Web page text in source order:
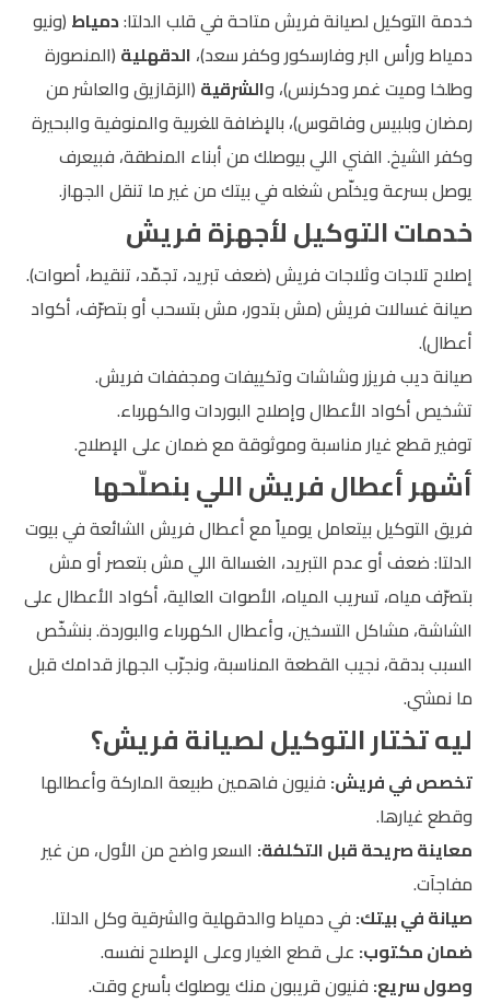
خدمة التوكيل لصيانة فريش متاحة في قلب الدلتا:دمياط (ونيو
دمياط ورأس البر وفارسكور وكفر سعد)، الدقهلية (المنصورة
وطلخا وميت غمر ودكرنس)، والشرقية (الزقازيق والعاشر من
رمضان وبلبيس وفاقوس)، بالإضافة للغربية والمنوفية والبحيرة
وكفر الشيخ. الفني اللي بيوصلك من أبناء المنطقة، فبيعرف
يوصل بسرعة ويخلّص شغله في بيتك من غير ما تنقل الجهاز.
خدمات التوكيل لأجهزة فريش
إصلاح تلاجات وثلاجات فريش (ضعف تبريد، تجمّد، تنقيط، أصوات).
صيانة غسالات فريش (مش بتدور، مش بتسحب أو بتصرّف، أكواد
أعطال).
صيانة ديب فريزر وشاشات وتكييفات ومجففات فريش.
تشخيص أكواد الأعطال وإصلاح البوردات والكهرباء.
توفير قطع غيار مناسبة وموثوقة مع ضمان على الإصلاح.
أشهر أعطال فريش اللي بنصلّحها
فريق التوكيل بيتعامل يومياً مع أعطال فريش الشائعة في بيوت
الدلتا: ضعف أو عدم التبريد، الغسالة اللي مش بتعصر أو مش
بتصرّف مياه، تسريب المياه، الأصوات العالية، أكواد الأعطال على
الشاشة، مشاكل التسخين، وأعطال الكهرباء والبوردة. بنشخّص
السبب بدقة، نجيب القطعة المناسبة، ونجرّب الجهاز قدامك قبل
ما نمشي.
ليه تختار التوكيل لصيانة فريش؟
تخصص في فريش: فنيون فاهمين طبيعة الماركة وأعطالها
وقطع غيارها.
معاينة صريحة قبل التكلفة: السعر واضح من الأول، من غير
مفاجآت.
صيانة في بيتك: في دمياط والدقهلية والشرقية وكل الدلتا.
ضمان مكتوب: على قطع الغيار وعلى الإصلاح نفسه.
وصول سريع: فنيون قريبون منك يوصلوك بأسرع وقت.